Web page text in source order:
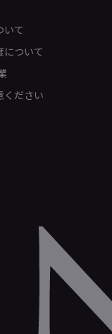
いて
について
ください